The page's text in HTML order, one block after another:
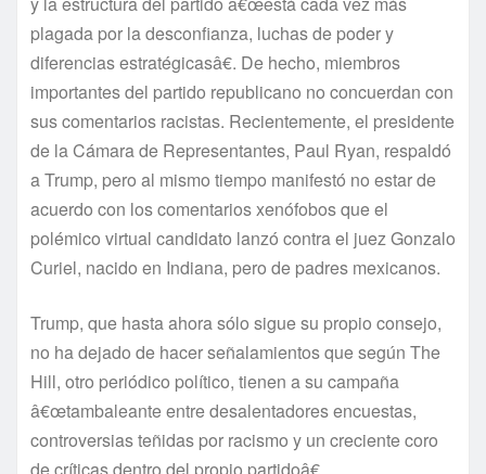
plagada por la desconfianza, luchas de poder y
diferencias estratégicasâ€. De hecho, miembros
importantes del partido republicano no concuerdan con
sus comentarios racistas. Recientemente, el presidente
de la Cámara de Representantes, Paul Ryan, respaldó
a Trump, pero al mismo tiempo manifestó no estar de
acuerdo con los comentarios xenófobos que el
polémico virtual candidato lanzó contra el juez Gonzalo
Curiel, nacido en Indiana, pero de padres mexicanos.
Trump, que hasta ahora sólo sigue su propio consejo,
no ha dejado de hacer señalamientos que según The
Hill, otro periódico polí­tico, tienen a su campaña
â€œtambaleante entre desalentadores encuestas,
controversias teñidas por racismo y un creciente coro
de crí­ticas dentro del propio partidoâ€.